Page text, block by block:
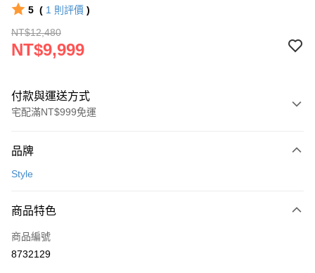
5 ( 1 則評價 )
NT$12,480
NT$9,999
付款與運送方式
宅配滿NT$999免運
信用卡一次付款
3 期 0 利率 每期
合作金庫商業銀行
上海商業儲蓄銀行
合作金庫商業銀行
即享券
品牌
Style
商品特色
商品編號
8732129